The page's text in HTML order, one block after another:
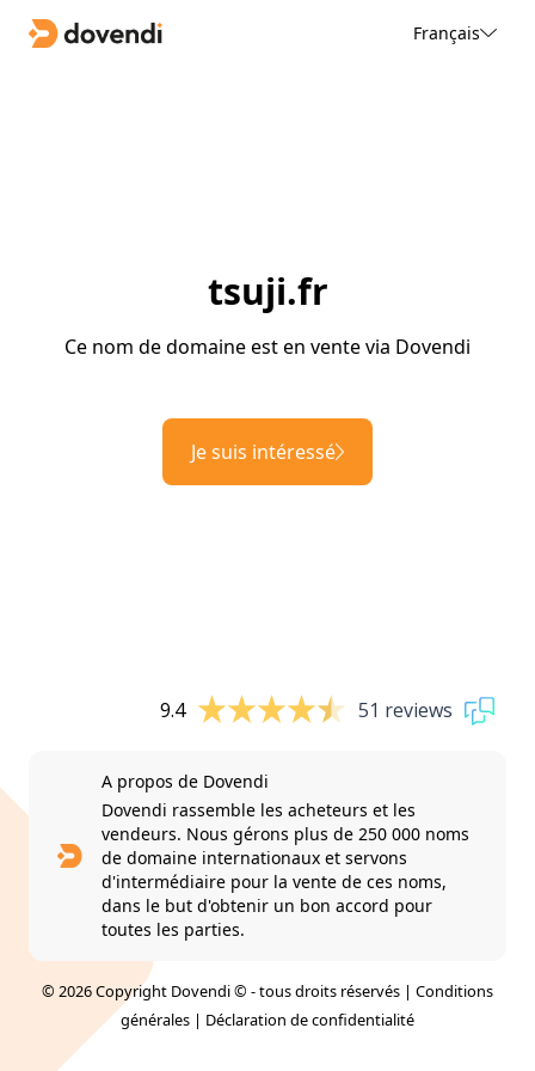
Français
tsuji.fr
Ce nom de domaine est en vente via Dovendi
Je suis intéressé
9.4 51 reviews
A propos de Dovendi
Dovendi rassemble les acheteurs et les
vendeurs. Nous gérons plus de 250 000 noms
de domaine internationaux et servons
d'intermédiaire pour la vente de ces noms,
dans le but d'obtenir un bon accord pour
toutes les parties.
© 2026 Copyright Dovendi © - tous droits réservés | Conditions
générales | Déclaration de confidentialité